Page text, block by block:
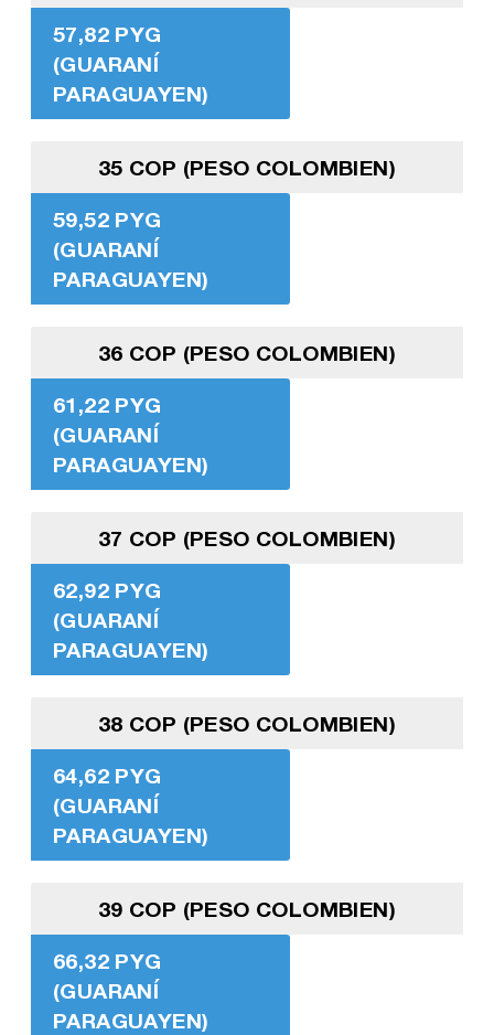
57,82 PYG
(GUARANÍ
PARAGUAYEN)
35 COP (PESO COLOMBIEN)
59,52 PYG
(GUARANÍ
PARAGUAYEN)
36 COP (PESO COLOMBIEN)
61,22 PYG
(GUARANÍ
PARAGUAYEN)
37 COP (PESO COLOMBIEN)
62,92 PYG
(GUARANÍ
PARAGUAYEN)
38 COP (PESO COLOMBIEN)
64,62 PYG
(GUARANÍ
PARAGUAYEN)
39 COP (PESO COLOMBIEN)
66,32 PYG
(GUARANÍ
PARAGUAYEN)